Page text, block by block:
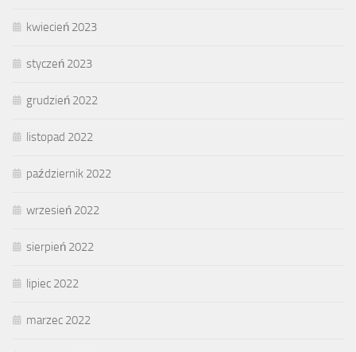
kwiecień 2023
styczeń 2023
grudzień 2022
listopad 2022
październik 2022
wrzesień 2022
sierpień 2022
lipiec 2022
marzec 2022